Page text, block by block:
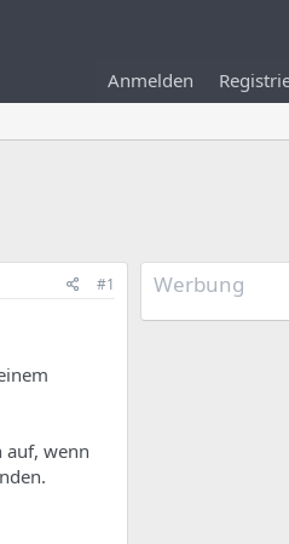
Anmelden
#1
auf, wenn
Werbung